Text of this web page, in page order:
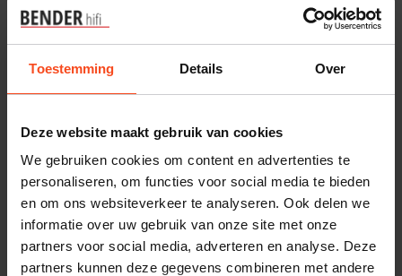
Toestemming Details Over
Deze website maakt gebruik van cookies
We gebruiken cookies om content en advertenties te
personaliseren, om functies voor social media te bieden
en om ons websiteverkeer te analyseren. Ook delen we
informatie over uw gebruik van onze site met onze
partners voor social media, adverteren en analyse. Deze
partners kunnen deze gegevens combineren met andere
B-Tech
B tech BT77
Luidsprekerwandsteunen
Ultragrip Pro set
Op voorraad